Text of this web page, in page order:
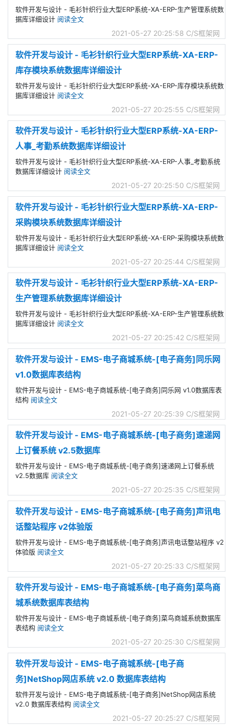
软件开发与设计 - 毛衫针织行业大型ERP系统-XA-ERP-生产管理系统数
据库详细设计 阅读全文
2021-05-27 20:25:58 C/S框架网
软件开发与设计 - 毛衫针织行业大型ERP系统-XA-ERP-
库存模块系统数据库详细设计
软件开发与设计 - 毛衫针织行业大型ERP系统-XA-ERP-库存模块系统数
据库详细设计 阅读全文
2021-05-27 20:25:55 C/S框架网
软件开发与设计 - 毛衫针织行业大型ERP系统-XA-ERP-
人事_考勤系统数据库详细设计
软件开发与设计 - 毛衫针织行业大型ERP系统-XA-ERP-人事_考勤系统
数据库详细设计 阅读全文
2021-05-27 20:25:50 C/S框架网
软件开发与设计 - 毛衫针织行业大型ERP系统-XA-ERP-
采购模块系统数据库详细设计
软件开发与设计 - 毛衫针织行业大型ERP系统-XA-ERP-采购模块系统数
据库详细设计 阅读全文
2021-05-27 20:25:44 C/S框架网
软件开发与设计 - 毛衫针织行业大型ERP系统-XA-ERP-
生产管理系统数据库详细设计
软件开发与设计 - 毛衫针织行业大型ERP系统-XA-ERP-生产管理系统数
据库详细设计 阅读全文
2021-05-27 20:25:42 C/S框架网
软件开发与设计 - EMS-电子商城系统-[电子商务]同乐网
v1.0数据库表结构
软件开发与设计 - EMS-电子商城系统-[电子商务]同乐网 v1.0数据库表
结构 阅读全文
2021-05-27 20:25:39 C/S框架网
软件开发与设计 - EMS-电子商城系统-[电子商务]速递网
上订餐系统 v2.5数据库
软件开发与设计 - EMS-电子商城系统-[电子商务]速递网上订餐系统
v2.5数据库 阅读全文
2021-05-27 20:25:35 C/S框架网
软件开发与设计 - EMS-电子商城系统-[电子商务]声讯电
话整站程序 v2体验版
软件开发与设计 - EMS-电子商城系统-[电子商务]声讯电话整站程序 v2
体验版 阅读全文
2021-05-27 20:25:33 C/S框架网
软件开发与设计 - EMS-电子商城系统-[电子商务]菜鸟商
城系统数据库表结构
软件开发与设计 - EMS-电子商城系统-[电子商务]菜鸟商城系统数据库
表结构 阅读全文
2021-05-27 20:25:30 C/S框架网
软件开发与设计 - EMS-电子商城系统-[电子商
务]NetShop网店系统 v2.0 数据库表结构
软件开发与设计 - EMS-电子商城系统-[电子商务]NetShop网店系统
v2.0 数据库表结构 阅读全文
2021-05-27 20:25:27 C/S框架网